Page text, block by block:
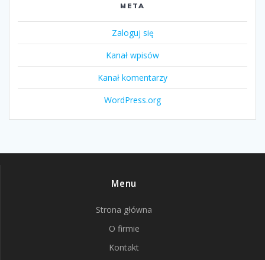
META
Zaloguj się
Kanał wpisów
Kanał komentarzy
WordPress.org
Menu
Strona główna
O firmie
Kontakt